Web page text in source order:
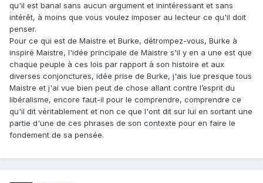
qu'il est banal sans aucun argument et inintéressant et sans
intérêt, à moins que vous voulez imposer au lecteur ce qu'il doit
penser.
Pour ce qui est de Maistre et Burke, détrompez-vous, Burke à
inspiré Maistre, l'idée principale de Maistre s'il y en a une est que
chaque peuple à ces lois par rapport à son histoire et aux
diverses conjonctures, idée prise de Burke, j'ais lue presque tous
Maistre et j'ai vue bien peut de chose allant contre l’esprit du
libéralisme, encore faut-il pour le comprendre, comprendre ce
qu'il dit véritablement et non ce que l'ont dit sur lui en sortant une
partie d'une de ces phrases de son contexte pour en faire le
fondement de sa pensée.